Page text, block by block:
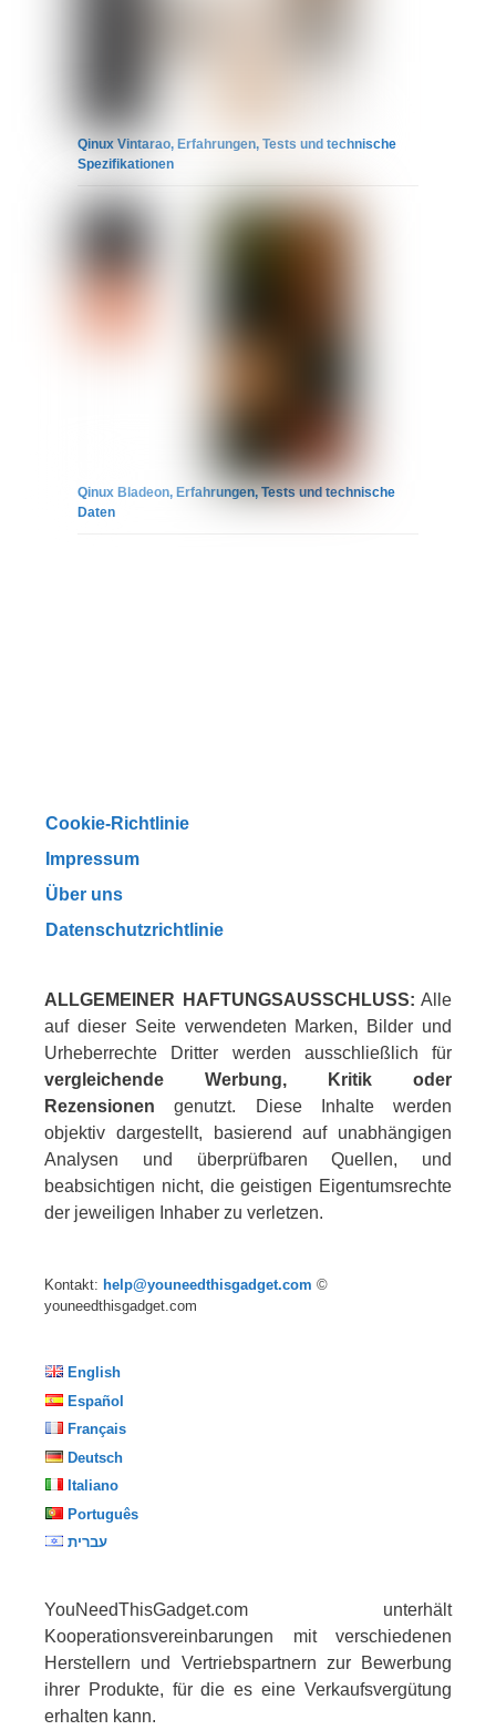
Qinux Vintarao, Erfahrungen, Tests und technische
Spezifikationen
Qinux Bladeon, Erfahrungen, Tests und technische
Daten
Cookie-Richtlinie
Impressum
Über uns
Datenschutzrichtlinie
ALLGEMEINER HAFTUNGSAUSSCHLUSS: Alle
auf dieser Seite verwendeten Marken, Bilder und
Urheberrechte Dritter werden ausschließlich für
vergleichende Werbung, Kritik oder
Rezensionen genutzt. Diese Inhalte werden
objektiv dargestellt, basierend auf unabhängigen
Analysen und überprüfbaren Quellen, und
beabsichtigen nicht, die geistigen Eigentumsrechte
der jeweiligen Inhaber zu verletzen.
Kontakt: help@youneedthisgadget.com ©
youneedthisgadget.com
English
Español
Français
Deutsch
Italiano
Português
עברית
YouNeedThisGadget.com unterhält
Kooperationsvereinbarungen mit verschiedenen
Herstellern und Vertriebspartnern zur Bewerbung
ihrer Produkte, für die es eine Verkaufsvergütung
erhalten kann.